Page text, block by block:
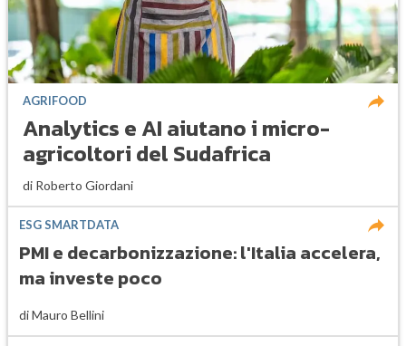
AGRIFOOD
Analytics e AI aiutano i micro-
agricoltori del Sudafrica
di Roberto Giordani
ESG SMARTDATA
PMI e decarbonizzazione: l'Italia accelera,
ma investe poco
diMauro Bellini